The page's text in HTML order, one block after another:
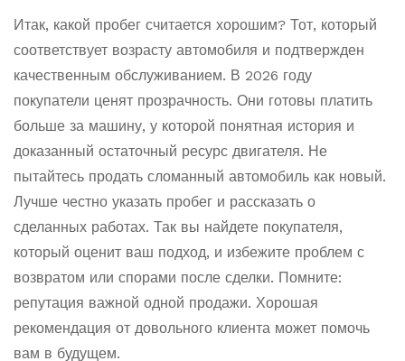
Итак, какой пробег считается хорошим? Тот, который
соответствует возрасту автомобиля и подтвержден
качественным обслуживанием. В 2026 году
покупатели ценят прозрачность. Они готовы платить
больше за машину, у которой понятная история и
доказанный остаточный ресурс двигателя. Не
пытайтесь продать сломанный автомобиль как новый.
Лучше честно указать пробег и рассказать о
сделанных работах. Так вы найдете покупателя,
который оценит ваш подход, и избежите проблем с
возвратом или спорами после сделки. Помните:
репутация важной одной продажи. Хорошая
рекомендация от довольного клиента может помочь
вам в будущем.